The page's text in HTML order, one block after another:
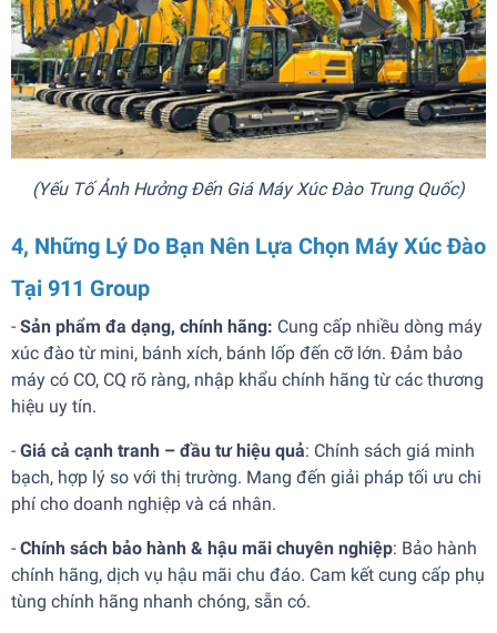
(Yếu Tố Ảnh Hưởng Đến Giá Máy Xúc Đào Trung Quốc)
4, Những Lý Do Bạn Nên Lựa Chọn Máy Xúc Đào
Tại 911 Group
- Sản phẩm đa dạng, chính hãng: Cung cấp nhiều dòng máy
xúc đào từ mini, bánh xích, bánh lốp đến cỡ lớn. Đảm bảo
máy có CO, CQ rõ ràng, nhập khẩu chính hãng từ các thương
hiệu uy tín.
- Giá cả cạnh tranh – đầu tư hiệu quả: Chính sách giá minh
bạch, hợp lý so với thị trường. Mang đến giải pháp tối ưu chi
phí cho doanh nghiệp và cá nhân.
- Chính sách bảo hành & hậu mãi chuyên nghiệp: Bảo hành
chính hãng, dịch vụ hậu mãi chu đáo. Cam kết cung cấp phụ
tùng chính hãng nhanh chóng, sẵn có.